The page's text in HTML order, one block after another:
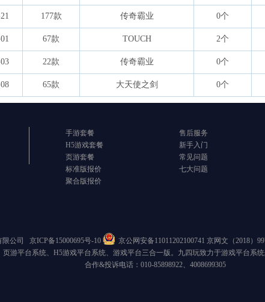
177款 传奇霸业 0个
67款 TOUCH 2个
22款 传奇霸业 0个
65款 大天使之剑 0个
手游套餐
H5游戏套餐
页游套餐
标准版报价
聚合版报价
售后服务
新手入门
常见问题
七大问题
限公司 京ICP备15000695号-10 京公网安备11011202100741 京网文（2018）
游平台系统、H5游戏平台系统、游戏平台三合一版。九四玩致力于游戏平台系
合作&投诉电话：010-85898922、4008699305